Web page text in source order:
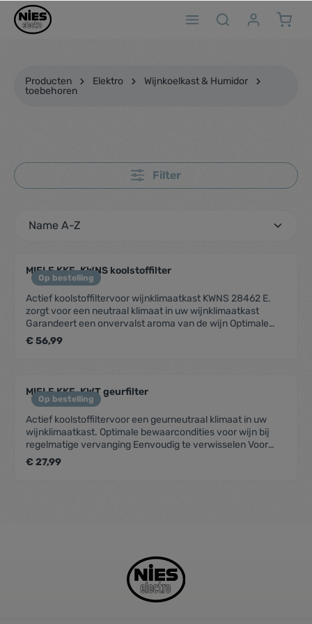
Producten Elektro
Wijnkoelkast & Humidor
toebehoren
Filter
Op bestelling
MIELE KKF-KWNS koolstoffilter
Actief koolstoffiltervoor wijnklimaatkast KWNS 28462 E.
zorgt voor een neutraal klimaat in uw wijnklimaatkast
Garandeert een onvervalst aroma van de wijn Optimale
opslag bij regelmatig wisselen om de 6 maanden Inhoud: 2
filters
€ 56,99
Op bestelling
MIELE KKF-KWT geurfilter
Actief koolstoffiltervoor een geurneutraal klimaat in uw
wijnklimaatkast. Optimale bewaarcondities voor wijn bij
regelmatige vervanging Eenvoudig te verwisselen Voor
onderbouwwijnklimaatkast KWT 63xx
€ 27,99